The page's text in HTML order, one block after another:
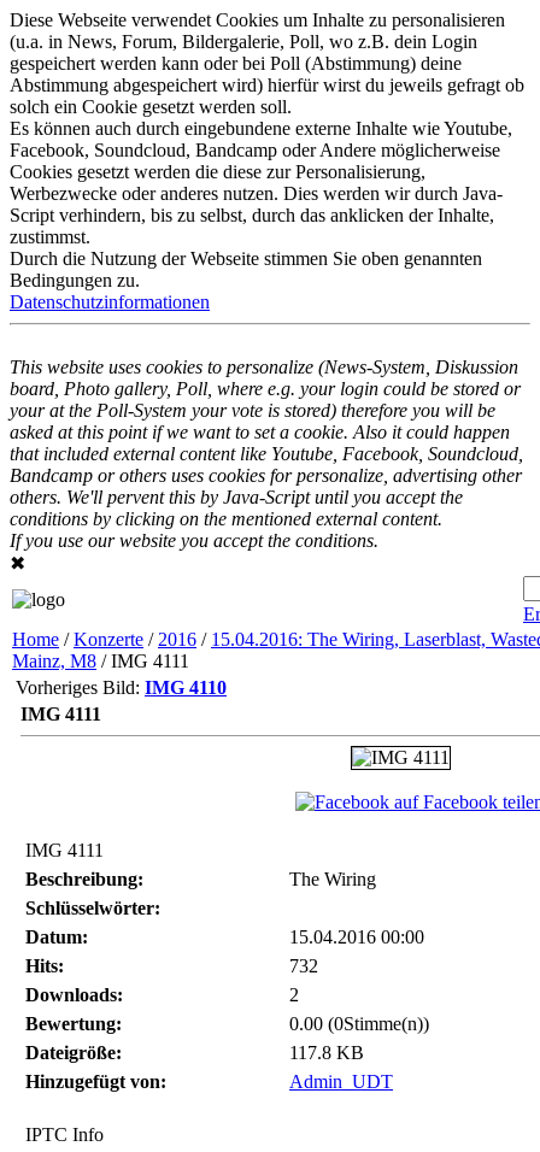
Diese Webseite verwendet Cookies um Inhalte zu personalisieren
(u.a. in News, Forum, Bildergalerie, Poll, wo z.B. dein Login
gespeichert werden kann oder bei Poll (Abstimmung) deine
Abstimmung abgespeichert wird) hierfür wirst du jeweils gefragt ob
solch ein Cookie gesetzt werden soll.
Es können auch durch eingebundene externe Inhalte wie Youtube,
Facebook, Soundcloud, Bandcamp oder Andere möglicherweise
Cookies gesetzt werden die diese zur Personalisierung,
Werbezwecke oder anderes nutzen. Dies werden wir durch Java-
Script verhindern, bis zu selbst, durch das anklicken der Inhalte,
zustimmst.
Durch die Nutzung der Webseite stimmen Sie oben genannten
Bedingungen zu.
Datenschutzinformationen
This website uses cookies to personalize (News-System, Diskussion
board, Photo gallery, Poll, where e.g. your login could be stored or
your at the Poll-System your vote is stored) therefore you will be
asked at this point if we want to set a cookie. Also it could happen
that included external content like Youtube, Facebook, Soundcloud,
Bandcamp or others uses cookies for personalize, advertising other
others. We'll pervent this by Java-Script until you accept the
conditions by clicking on the mentioned external content.
If you use our website you accept the conditions.
✖
Home /Konzerte / 2016 / 15.04.2016: The Wiring, Laserblast,
Mainz, M8 / IMG 4111
Vorheriges Bild: IMG 4110
IMG 4111
auf Facebook
IMG 4111
Beschreibung:
The Wiring
Schlüsselwörter:
Datum:
15.04.2016 00:00
Hits:
732
Downloads:
2
Bewertung:
0.00 (0Stimme(n))
Dateigröße:
117.8 KB
Hinzugefügt von:
Admin_UDT
IPTC Info